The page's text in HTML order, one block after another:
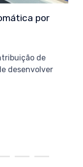
por
de
desenvolver